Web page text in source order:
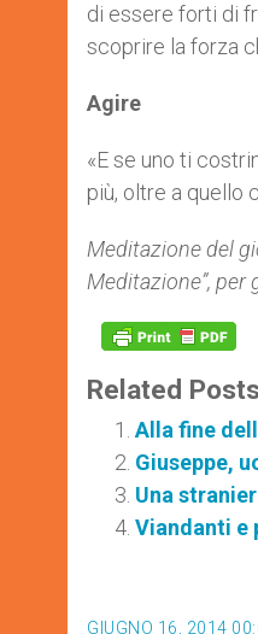
di essere forti di
scoprire la forza
Agire
«E se uno ti
più, oltre a quello
Meditazione del
Meditazione”,
Related
Alla fine
Giuseppe,
Una
Viandanti e
GIUGNO 16, 2014